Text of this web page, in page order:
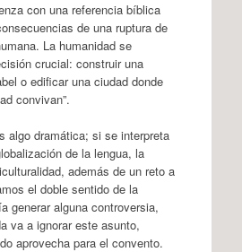
con una referencia bíblica
de una ruptura de
La humanidad se
crucial: construir una
o edificar una ciudad donde
convivan”.
algo dramática; si se interpreta
de la lengua, la
además de un reto a
el doble sentido de la
generar alguna controversia,
va a ignorar este asunto,
aprovecha para el convento.